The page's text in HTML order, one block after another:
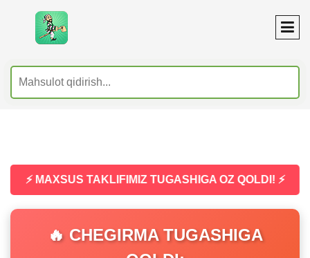
⚡ MAXSUS TAKLIFIMIZ TUGASHIGA OZ QOLDI! ⚡
🔥 CHEGIRMA TUGASHIGA